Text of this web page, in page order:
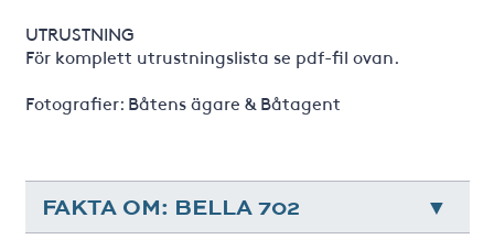
UTRUSTNING
För komplett utrustningslista se pdf-fil ovan.
Fotografier: Båtens ägare & Båtagent
FAKTA OM: BELLA 702